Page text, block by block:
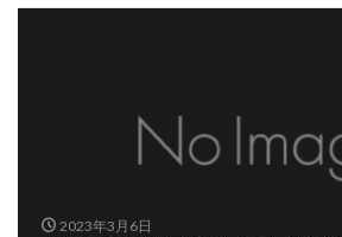
2023年3月6日